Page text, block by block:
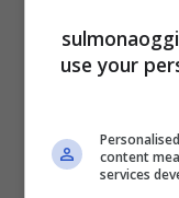
Pratica
piercing
dibattuto
use your
content
services